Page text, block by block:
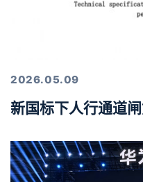
2026.05.09
新国标下人行通道